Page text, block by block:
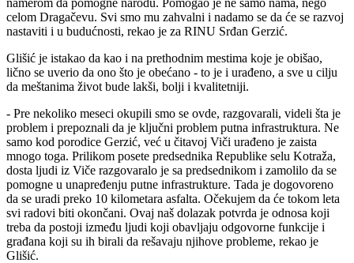
celom Dragačevu. Svi smo mu zahvalni i nadamo se da će se razvoj
nastaviti i u budućnosti, rekao je za RINU Srđan Gerzić.
Glišić je istakao da kao i na prethodnim mestima koje je obišao,
lično se uverio da ono što je obećano - to je i urađeno, a sve u cilju
da meštanima život bude lakši, bolji i kvalitetniji.
- Pre nekoliko meseci okupili smo se ovde, razgovarali, videli šta je
problem i prepoznali da je ključni problem putna infrastruktura. Ne
samo kod porodice Gerzić, već u čitavoj Viči urađeno je zaista
mnogo toga. Prilikom posete predsednika Republike selu Kotraža,
dosta ljudi iz Viče razgovaralo je sa predsednikom i zamolilo da se
pomogne u unapređenju putne infrastrukture. Tada je dogovoreno
da se uradi preko 10 kilometara asfalta. Očekujem da će tokom leta
svi radovi biti okončani. Ovaj naš dolazak potvrda je odnosa koji
treba da postoji između ljudi koji obavljaju odgovorne funkcije i
građana koji su ih birali da rešavaju njihove probleme, rekao je
Glišić.